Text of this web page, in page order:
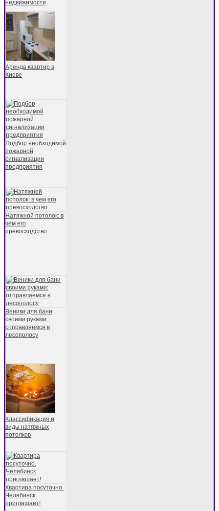
недвижимости
Аренда квартир в
Киеве
Подбор необходимой
пожарной
сигнализации
предприятия
Натяжной потолок: в
чем его
превосходство
Веники для бани
своими руками:
отправляемся в
лесополосу
Классификация и
виды натяжных
потолков
Квартира посуточно.
Челябинск
приглашает!